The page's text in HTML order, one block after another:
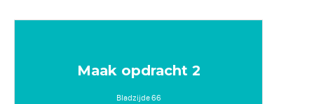
Maak opdracht 2
Bladzijde 66